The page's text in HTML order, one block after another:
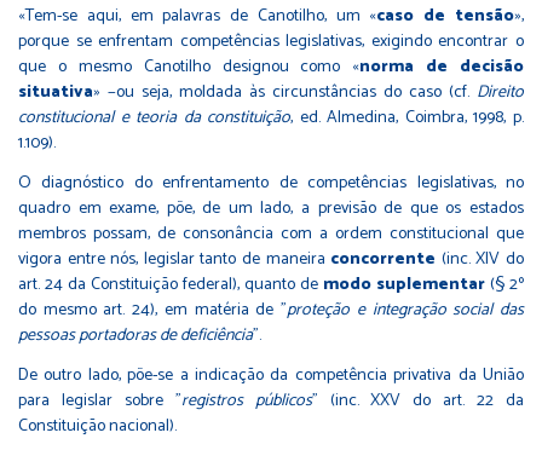
«Tem-se aqui, em palavras de Canotilho, um «caso de tensão»,
porque se enfrentam competências legislativas, exigindo encontrar o
que o mesmo Canotilho designou como «norma de decisão
situativa» −ou seja, moldada às circunstâncias do caso (cf. Direito
constitucional e teoria da constituição, ed. Almedina, Coimbra, 1998, p.
1.109).
O diagnóstico do enfrentamento de competências legislativas, no
quadro em exame, põe, de um lado, a previsão de que os estados
membros possam, de consonância com a ordem constitucional que
vigora entre nós, legislar tanto de maneira concorrente (inc. XIV do
art. 24 da Constituição federal), quanto de modo suplementar(§ 2º
do mesmo art. 24), em matéria de "proteção e integração social das
pessoas portadoras de deficiência".
De outro lado, põe-se a indicação da competência privativa da União
para legislar sobre "registros públicos" (inc. XXV do art. 22 da
Constituição nacional).